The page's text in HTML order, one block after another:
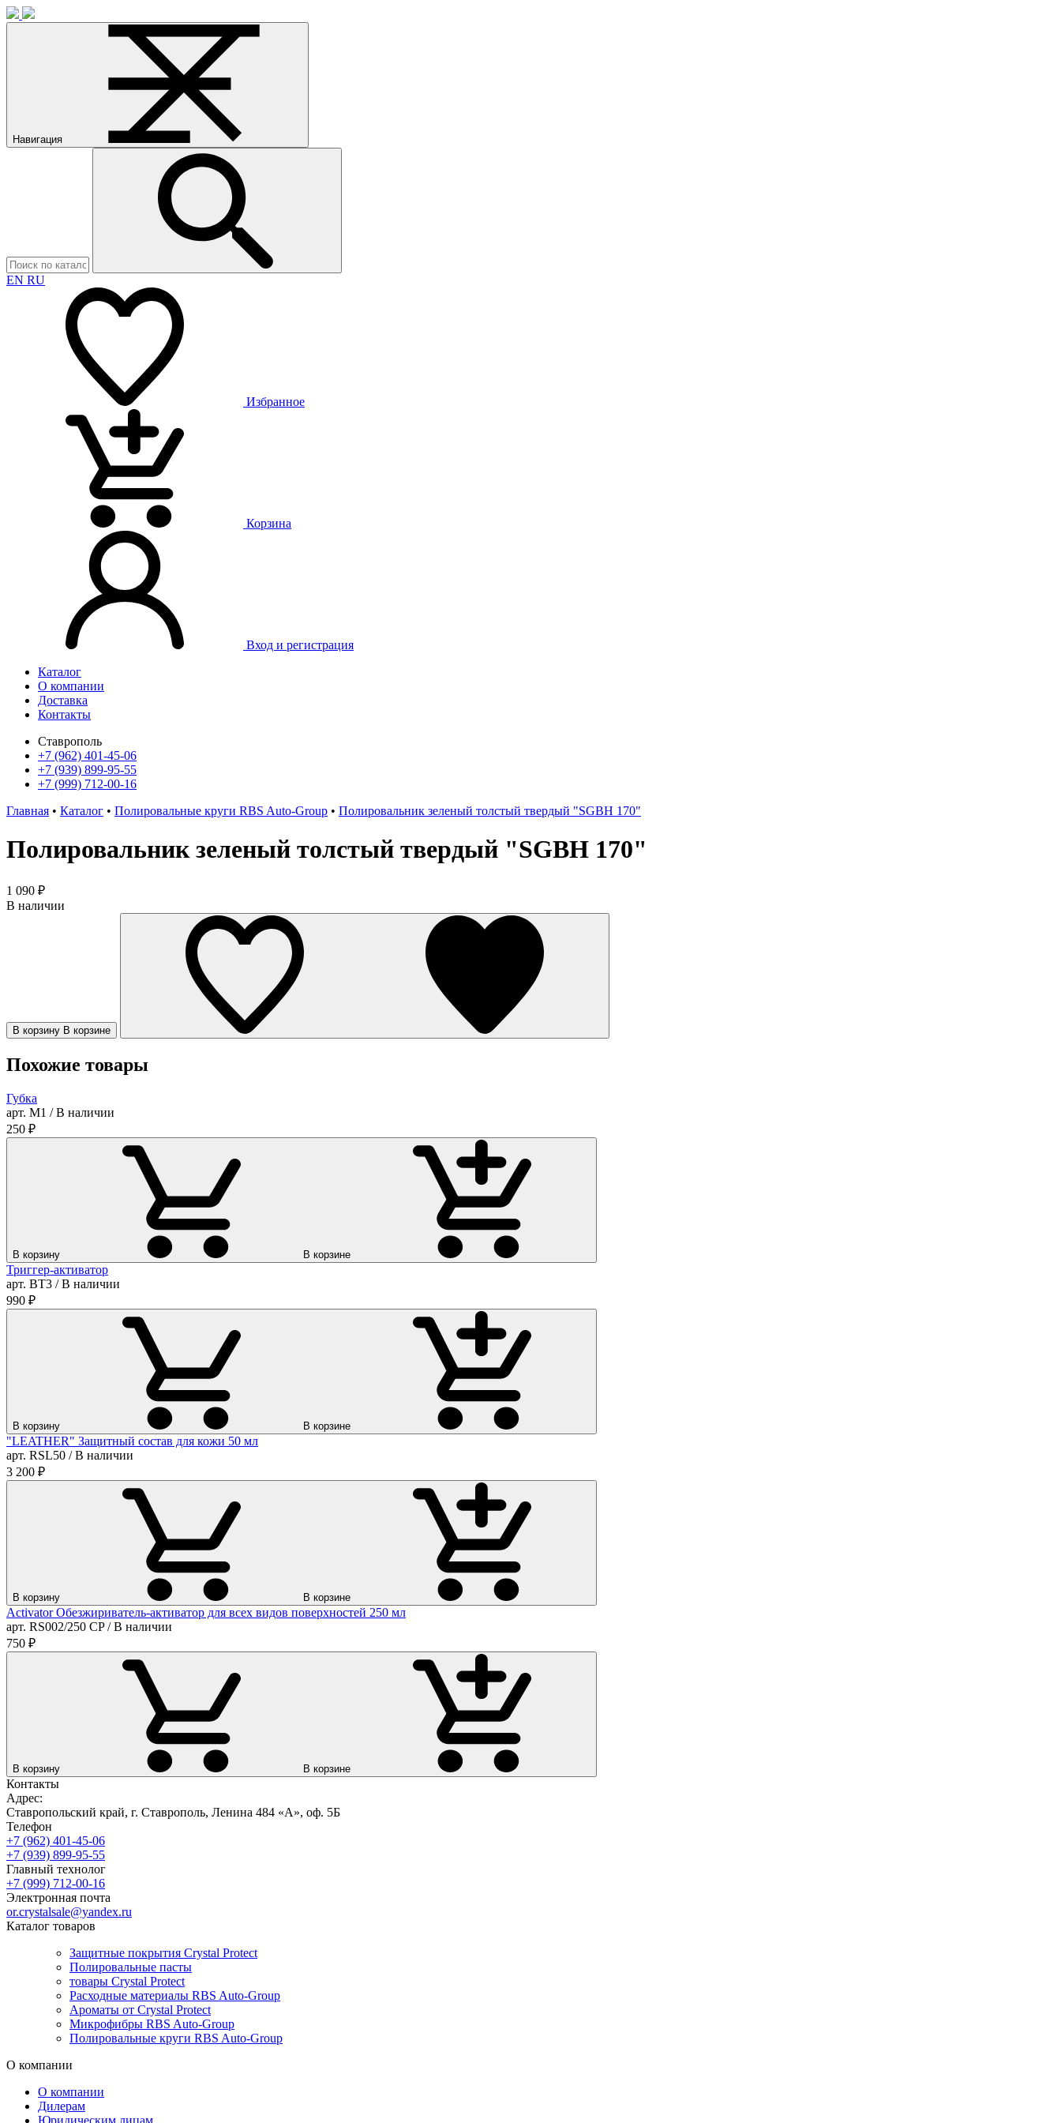
Навигация
EN RU
Избранное
Корзина
Вход и регистрация
Каталог
О компании
Доставка
Контакты
Ставрополь
+7 (962) 401-45-06
+7 (939) 899-95-55
+7 (999) 712-00-16
Главная • Каталог • Полировальные круги RBS Auto-Group • Полировальник зеленый толстый твердый "SGBH 170"
Полировальник зеленый толстый твердый "SGBH 170"
1 090 ₽
В наличии
В корзину В корзине
Похожие товары
Губка
арт. М1 / В наличии
250 ₽
В корзину В корзине
Триггер-активатор
арт. ВТ3 / В наличии
990 ₽
В корзину В корзине
"LEATHER" Защитный состав для кожи 50 мл
арт. RSL50 / В наличии
3 200 ₽
В корзину В корзине
Activator Обезжириватель-активатор для всех видов поверхностей 250 мл
арт. RS002/250 CP / В наличии
750 ₽
В корзину В корзине
Контакты
Адрес:
Ставропольский край, г. Ставрополь, Ленина 484 «А», оф. 5Б
Телефон
+7 (962) 401-45-06
+7 (939) 899-95-55
Главный технолог
+7 (999) 712-00-16
Электронная почта
or.crystalsale@yandex.ru
Каталог товаров
Защитные покрытия Crystal Protect
Полировальные пасты
товары Crystal Protect
Расходные материалы RBS Auto-Group
Ароматы от Crystal Protect
Микрофибры RBS Auto-Group
Полировальные круги RBS Auto-Group
О компании
О компании
Дилерам
Юридическим лицам